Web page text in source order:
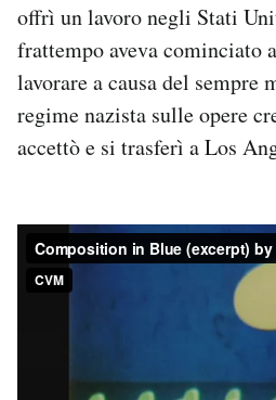
offrì un lavoro negli Stati
frattempo aveva cominciato
lavorare a causa del sempre
regime nazista sulle opere
accettò e si trasferì a Los